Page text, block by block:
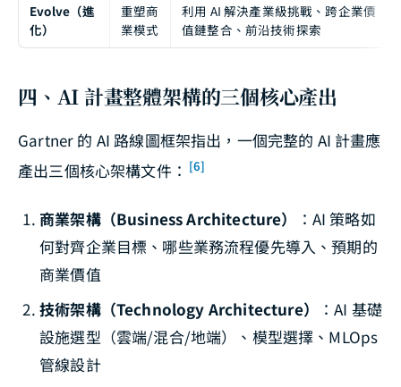
Evolve（進
化）
重塑商
業模式
利用 AI 解決產業級挑戰、跨企業價
值鏈整合、前沿技術探索
四、AI 計畫整體架構的三個核心產出
Gartner 的 AI 路線圖框架指出，一個完整的 AI 計畫應
產出三個核心架構文件： [6]
商業架構（Business Architecture）
：AI 策略如
何對齊企業目標、哪些業務流程優先導入、預期的
商業價值
技術架構（Technology Architecture）
：AI 基礎
設施選型（雲端/混合/地端）、模型選擇、MLOps
管線設計